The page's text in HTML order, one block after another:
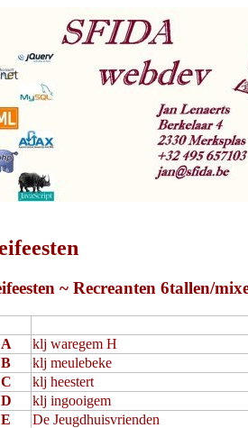
~ Recreanten 6tallen/
A
klj waregem H
B
klj meulebeke
C
klj heestert
D
klj ingooigem
E
De Jeugdhuisvrienden